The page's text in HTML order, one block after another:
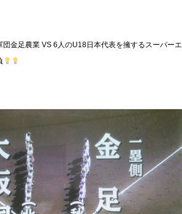
金足農業 VS 6人のU18日本代表を擁するスーパーエ